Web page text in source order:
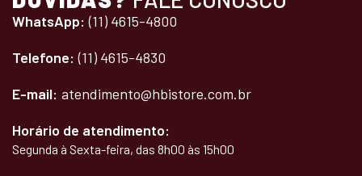
WhatsApp: (11) 4615-4800
Telefone: (11) 4615-4830
E-mail: atendimento@hbistore.com.br
Horário de atendimento:
Segunda à Sexta-feira, das 8h00 às 15h00